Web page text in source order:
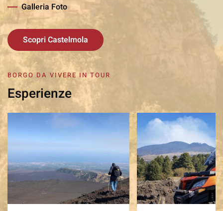
Galleria Foto
Scopri Castelmola
BORGO DA VIVERE IN TOUR
Esperienze